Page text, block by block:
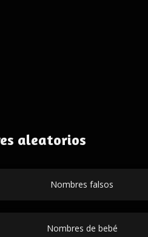
aleatorios
Nombres falsos
Nombres de bebé